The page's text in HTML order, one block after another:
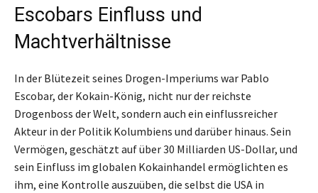
Escobars Einfluss und
Machtverhältnisse
In der Blütezeit seines Drogen-Imperiums war Pablo
Escobar, der Kokain-König, nicht nur der reichste
Drogenboss der Welt, sondern auch ein einflussreicher
Akteur in der Politik Kolumbiens und darüber hinaus. Sein
Vermögen, geschätzt auf über 30 Milliarden US-Dollar, und
sein Einfluss im globalen Kokainhandel ermöglichten es
ihm, eine Kontrolle auszuüben, die selbst die USA in